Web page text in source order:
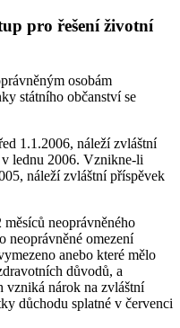
pro řešení životní
osobám
státního občanství se
1.1.2006, náleží zvláštní
lednu 2006. Vznikne-li
náleží zvláštní příspěvek
neoprávněného
neoprávněné omezení
anebo které mělo
důvodů, a
vzniká nárok na zvláštní
důchodu splatné v červenci